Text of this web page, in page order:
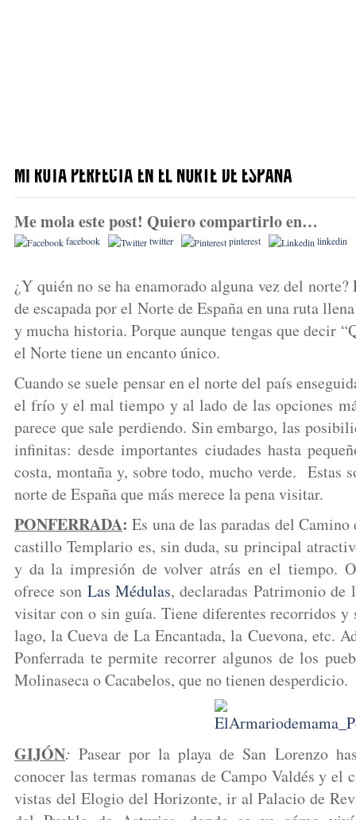
Me mola este post! Quiero compartirlo en…
facebook twitter pinterest linkedin
¿Y quién no se ha enamorado alguna vez del
de escapada por el Norte de España en una ruta
y mucha historia. Porque aunque tengas que decir
el Norte tiene un encanto único.
Cuando se suele pensar en el norte del país
el frío y el mal tiempo y al lado de las opciones
parece que sale perdiendo. Sin embargo, las
infinitas: desde importantes ciudades hasta
costa, montaña y, sobre todo, mucho verde. Estas
norte de España que más merece la pena visitar.
PONFERRADA:Es una de las paradas del
castillo Templario es, sin duda, su principal
y da la impresión de volver atrás en el tiempo.
ofrece son Las Médulas, declaradas Patrimonio de
visitar con o sin guía. Tiene diferentes recorridos y
lago, la Cueva de La Encantada, la Cuevona, etc.
Ponferrada te permite recorrer algunos de los
Molinaseca o Cacabelos, que no tienen desperdicio.
GIJÓN: Pasear por la playa de San Lorenzo
conocer las termas romanas de Campo Valdés y el
vistas del Elogio del Horizonte, ir al Palacio de